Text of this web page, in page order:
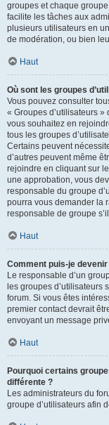
groupes et chaque
facilite les tâches aux
plusieurs utilisateurs en
de modération, ou bien
Haut
Où sont les groupes
Vous pouvez consulter
« Groupes d’utilisateurs
vous souhaitez en
tous les groupes
Certains peuvent
d’autres peuvent même
rejoindre en cliquant sur
une approbation, vous
responsable du groupe
pourra vous demander la
responsable de groupe
Haut
Comment puis-je devenir
Le responsable d’un
les groupes d’utilisateurs
forum. Si vous êtes
premier contact devrait
envoyant un message
Haut
Pourquoi certains
différente ?
Les administrateurs du
groupe d’utilisateurs afin